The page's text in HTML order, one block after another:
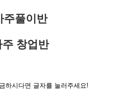
주풀이반
주 창업반
하시다면 글자를 눌러주세요!